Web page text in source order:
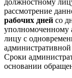
рассмотрение
рабочих дней со
уполномоченному
лицу с
Сроки
основании